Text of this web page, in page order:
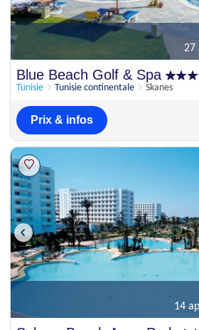
Blue Beach Golf & Spa
Tunisie Tunisie continentale Skanes
27
Prix & infos
14